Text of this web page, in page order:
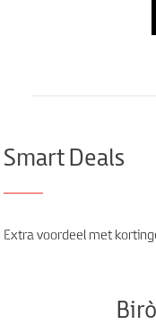
Smart Deals
Extra voordeel met